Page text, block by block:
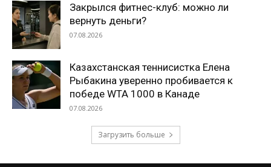
Закрылся фитнес-клуб: можно ли
вернуть деньги?
07.08.2026
Казахстанская теннисистка Елена
Рыбакина уверенно пробивается к
победе WTA 1000 в Канаде
07.08.2026
Загрузить больше